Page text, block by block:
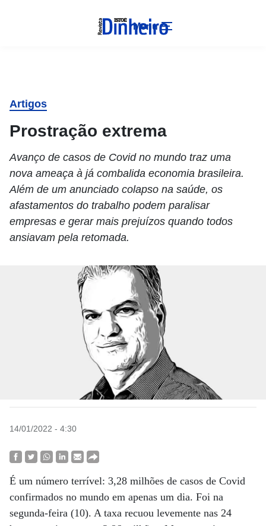
Menu
Artigos
Prostração extrema
Avanço de casos de Covid no mundo traz uma
nova ameaça à já combalida economia brasileira.
Além de um anunciado colapso na saúde, os
afastamentos do trabalho podem paralisar
empresas e gerar mais prejuízos quando todos
ansiavam pela retomada.
14/01/2022 - 4:30
É um número terrível: 3,28 milhões de casos de Covid
confirmados no mundo em apenas um dia. Foi na
segunda-feira (10). A taxa recuou levemente nas 24